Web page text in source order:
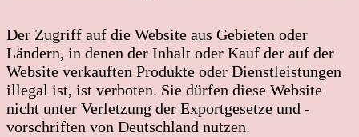
Der Zugriff auf die Website aus Gebieten oder
Ländern, in denen der Inhalt oder Kauf der auf der
Website verkauften Produkte oder Dienstleistungen
illegal ist, ist verboten. Sie dürfen diese Website
nicht unter Verletzung der Exportgesetze und -
vorschriften von Deutschland nutzen.